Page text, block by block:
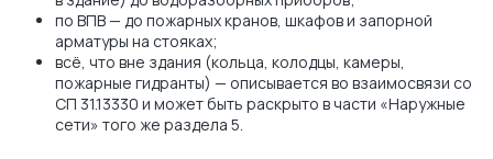
по ВПВ — до пожарных кранов, шкафов и запорной
арматуры на стояках;
всё, что вне здания (кольца, колодцы, камеры,
пожарные гидранты) — описывается во взаимосвязи со
СП 31.13330 и может быть раскрыто в части «Наружные
сети» того же раздела 5.